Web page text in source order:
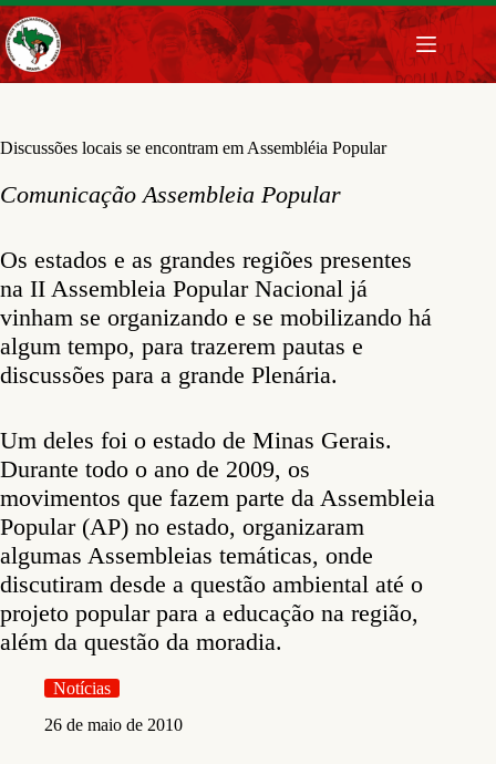
Pular
para
o
conteúdo
Discussões locais se encontram em Assembléia Popular
Comunicação Assembleia Popular
Os estados e as grandes regiões presentes
na II Assembleia Popular Nacional já
vinham se organizando e se mobilizando há
algum tempo, para trazerem pautas e
discussões para a grande Plenária.
Um deles foi o estado de Minas Gerais.
Durante todo o ano de 2009, os
movimentos que fazem parte da Assembleia
Popular (AP) no estado, organizaram
algumas Assembleias temáticas, onde
discutiram desde a questão ambiental até o
projeto popular para a educação na região,
além da questão da moradia.
Notícias
26 de maio de 2010